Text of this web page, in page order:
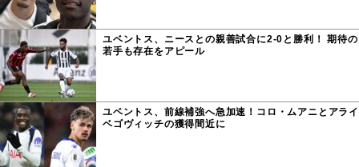
ユベントス、ニースとの親善試合に2-0と勝利！ 期待の
若手も存在をアピール
ユベントス、前線補強へ急加速！コロ・ムアニとアライ
ベゴヴィッチの獲得間近に